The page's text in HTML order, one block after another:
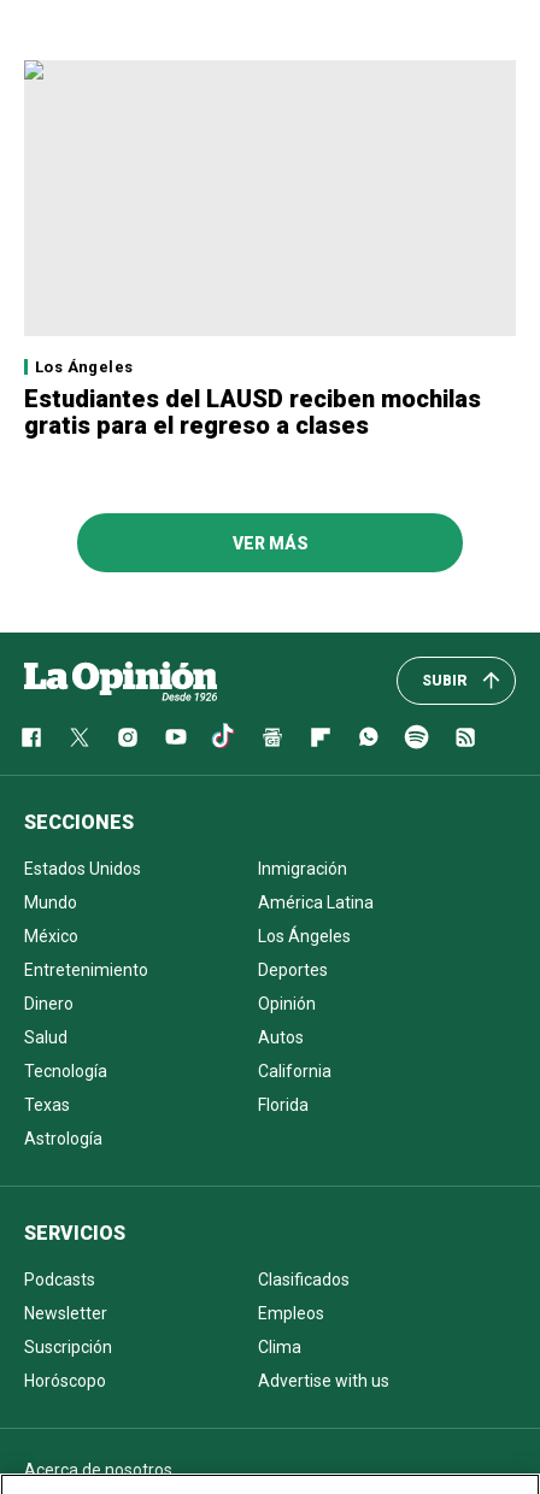
Los Ángeles
Estudiantes del LAUSD reciben mochilas
gratis para el regreso a clases
VER MÁS
SUBIR
SECCIONES
Estados Unidos
Inmigración
Mundo
América Latina
México
Los Ángeles
Entretenimiento
Deportes
Dinero
Opinión
Salud
Autos
Tecnología
California
Texas
Florida
Astrología
SERVICIOS
Podcasts
Clasificados
Newsletter
Empleos
Suscripción
Clima
Horóscopo
Advertise with us
Acerca de nosotros